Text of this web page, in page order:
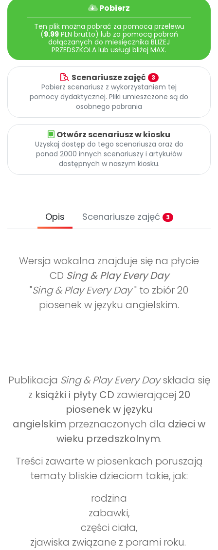
Archiwalne numery
Pomoc
Promocje
Pobierz
Ten plik można pobrać za pomocą przelewu
(9.99PLN brutto) lub za pomocą pobrań
dołączanych do miesięcznika BLIŻEJ
PRZEDSZKOLA lub usługi bliżej MAX.
Scenariusze zajęć 3
Pobierz scenariusz z wykorzystaniem tej
pomocy dydaktycznej. Pliki umieszczone są do
osobnego pobrania
Otwórz scenariusz w kiosku
Uzyskaj dostęp do tego scenariusza oraz do
ponad 2000 innych scenariuszy i artykułów
dostępnych w naszym kiosku.
Opis Scenariusze zajęć 3
Wersja wokalna znajduje się na płycie
CD Sing & Play Every Day
"Sing & Play Every Day" to zbiór 20
piosenek w języku angielskim.
Publikacja Sing & Play Every Dayskłada się
z książki i płyty CD zawierającej 20
piosenek w języku
angielskim przeznaczonych dla dzieci w
wieku przedszkolnym.
Treści zawarte w piosenkach poruszają
tematy bliskie dzieciom takie, jak:
rodzina
zabawki,
części ciała,
zjawiska związane z porami roku.